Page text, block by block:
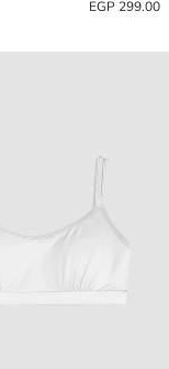
299.00 EGP